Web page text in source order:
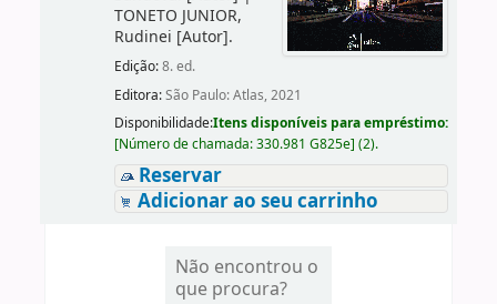
TONETO JUNIOR,
Rudinei [Autor].
Edição:8. ed.
Editora:São Paulo: Atlas, 2021
Disponibilidade:Itens disponíveis para empréstimo:
[Número de chamada:330.981 G825e] (2).
Reservar
Adicionar ao seu carrinho
Não encontrou o
que procura?